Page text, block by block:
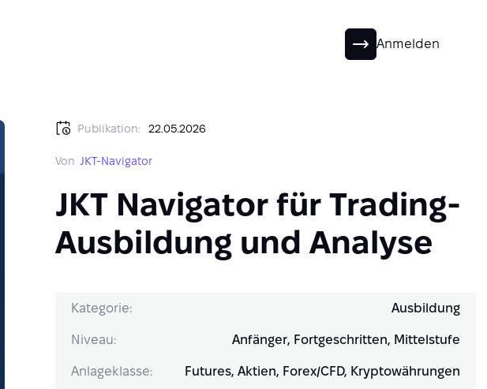
Anmelden
Publikation: 22.05.2026
Von JKT-Navigator
JKT Navigator für Trading-
Ausbildung und Analyse
Kategorie: Ausbildung
Niveau: Anfänger, Fortgeschritten, Mittelstufe
Anlageklasse: Futures, Aktien, Forex/CFD, Kryptowährungen